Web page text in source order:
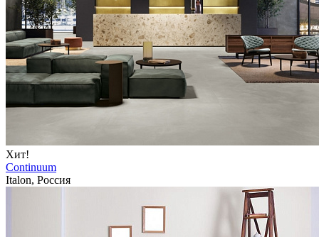
Хит!
Continuum
Italon, Россия